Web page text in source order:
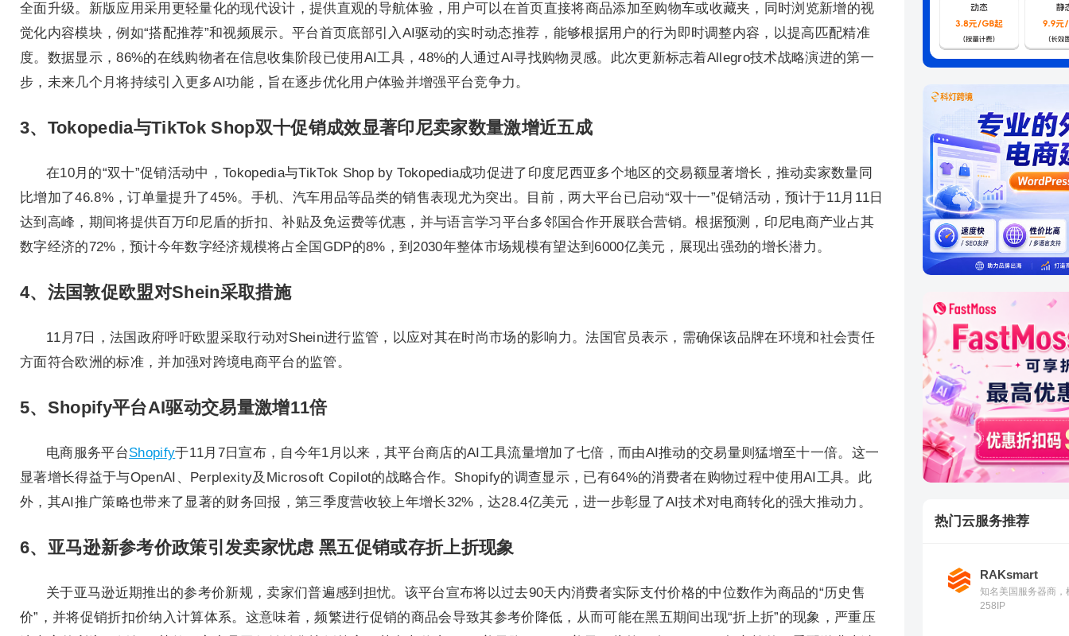
全面升级。新版应用采用更轻量化的现代设计，提供直观的导航体验，用户可以在首页直接将商品添加至购物车或收藏夹，同时浏览新增的视
觉化内容模块，例如“搭配推荐”和视频展示。平台首页底部引入AI驱动的实时动态推荐，能够根据用户的行为即时调整内容，以提高匹配精准
度。数据显示，86%的在线购物者在信息收集阶段已使用AI工具，48%的人通过AI寻找购物灵感。此次更新标志着Allegro技术战略演进的第一
步，未来几个月将持续引入更多AI功能，旨在逐步优化用户体验并增强平台竞争力。
3、Tokopedia与TikTok Shop双十促销成效显著印尼卖家数量激增近五成
在10月的“双十”促销活动中，Tokopedia与TikTok Shop by Tokopedia成功促进了印度尼西亚多个地区的交易额显著增长，推动卖家数量同
比增加了46.8%，订单量提升了45%。手机、汽车用品等品类的销售表现尤为突出。目前，两大平台已启动“双十一”促销活动，预计于11月11日
达到高峰，期间将提供百万印尼盾的折扣、补贴及免运费等优惠，并与语言学习平台多邻国合作开展联合营销。根据预测，印尼电商产业占其
数字经济的72%，预计今年数字经济规模将占全国GDP的8%，到2030年整体市场规模有望达到6000亿美元，展现出强劲的增长潜力。
4、法国敦促欧盟对Shein采取措施
11月7日，法国政府呼吁欧盟采取行动对Shein进行监管，以应对其在时尚市场的影响力。法国官员表示，需确保该品牌在环境和社会责任
方面符合欧洲的标准，并加强对跨境电商平台的监管。
5、Shopify平台AI驱动交易量激增11倍
电商服务平台Shopify于11月7日宣布，自今年1月以来，其平台商店的AI工具流量增加了七倍，而由AI推动的交易量则猛增至十一倍。这一
显著增长得益于与OpenAI、Perplexity及Microsoft Copilot的战略合作。Shopify的调查显示，已有64%的消费者在购物过程中使用AI工具。此
外，其AI推广策略也带来了显著的财务回报，第三季度营收较上年增长32%，达28.4亿美元，进一步彰显了AI技术对电商转化的强大推动力。
6、亚马逊新参考价政策引发卖家忧虑 黑五促销或存折上折现象
关于亚马逊近期推出的参考价新规，卖家们普遍感到担忧。该平台宣布将以过去90天内消费者实际支付价格的中位数作为商品的“历史售
价”，并将促销折扣价纳入计算体系。这意味着，频繁进行促销的商品会导致其参考价降低，从而可能在黑五期间出现“折上折”的现象，严重压
热门云服务推荐
RAKsmart
知名美国服务器商
258IP